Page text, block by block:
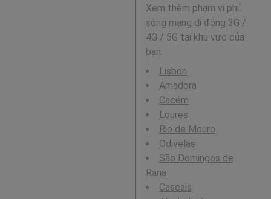
Xem thêm phạm vi phủ
sóng mạng di động 3G /
4G / 5G tại khu vực của
bạn:
Lisbon
Amadora
Cacém
Loures
Rio de Mouro
Odivelas
São Domingos de
Rana
Cascais